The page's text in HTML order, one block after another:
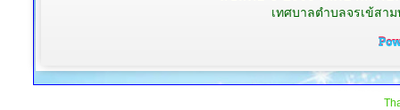
เทศบาลตำบลจรเข้สา